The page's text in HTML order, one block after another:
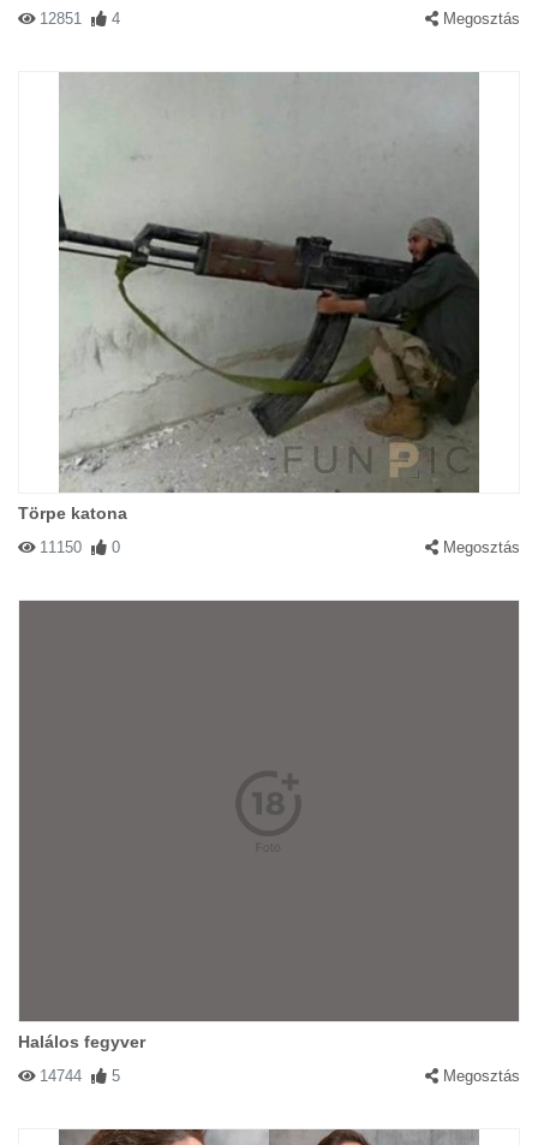
12851 4 Megosztás
Törpe katona
11150 0 Megosztás
Halálos fegyver
14744 5 Megosztás